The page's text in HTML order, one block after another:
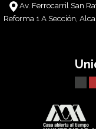
Av. Ferrocarril San
Reforma 1 A Sección,